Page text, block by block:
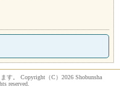
。 Copyright（C）2026 Shobunsha
reserved.